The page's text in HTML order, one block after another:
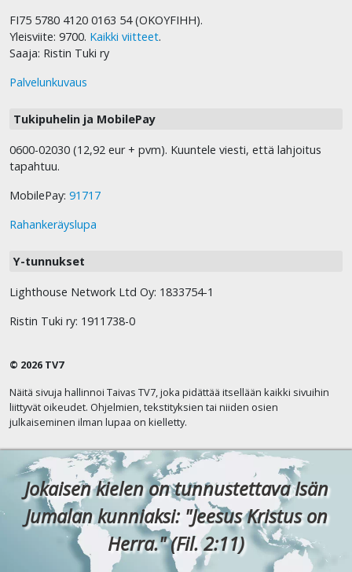
FI75 5780 4120 0163 54 (OKOYFIHH).
Yleisviite: 9700. Kaikki viitteet.
Saaja: Ristin Tuki ry
Palvelunkuvaus
Tukipuhelin ja MobilePay
0600-02030 (12,92 eur + pvm). Kuuntele viesti, että lahjoitus
tapahtuu.
MobilePay: 91717
Rahankeräyslupa
Y-tunnukset
Lighthouse Network Ltd Oy: 1833754-1
Ristin Tuki ry: 1911738-0
© 2026 TV7
Näitä sivuja hallinnoi Taivas TV7, joka pidättää itsellään kaikki sivuihin
liittyvät oikeudet. Ohjelmien, tekstityksien tai niiden osien
julkaiseminen ilman lupaa on kielletty.
Jokaisen kielen on tunnustettava Isän
Jumalan kunniaksi: "Jeesus Kristus on
Herra." (Fil. 2:11)